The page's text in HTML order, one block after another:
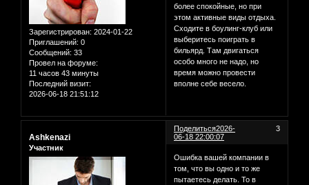
Зарегистрирован: 2024-01-22
Приглашений: 0
Сообщений: 33
Провел на форуме:
11 часов 43 минуты
Последний визит:
2026-06-18 21:51:12
более спокойные, но при
этом активные виды отдыха.
Сходите в боулинг-клуб или
выберитесь поиграть в
бильярд. Там двигаться
особо много не надо, но
время можно провести
вполне себе весело.
Поделиться 3
2026-
06-18 22:00:07
Ashkenazi
Участник
Ошибка вашей компании в
том, что вы одно и то же
пытаетесь делать. То в